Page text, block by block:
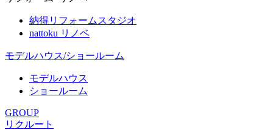
納得リフォームスタジオ
nattoku リノベ
モデルハウス/ショールーム
モデルハウス
ショールーム
GROUP
リクルート